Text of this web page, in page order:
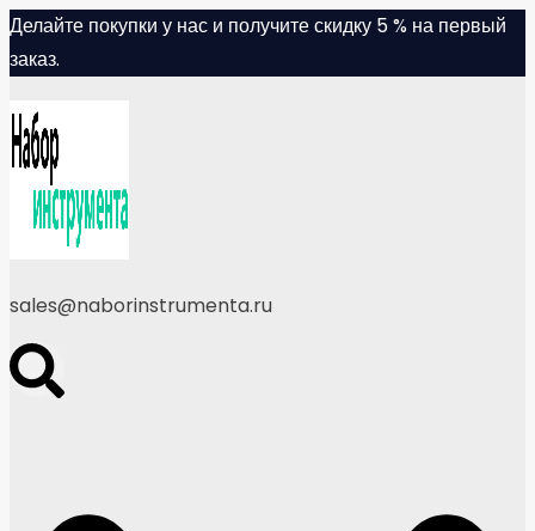
Skip
to
Делайте покупки у нас и получите скидку 5 % на первый
заказ.
sales@naborinstrumenta.ru